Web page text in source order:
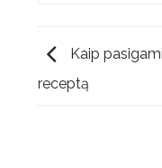
Kaip
receptą